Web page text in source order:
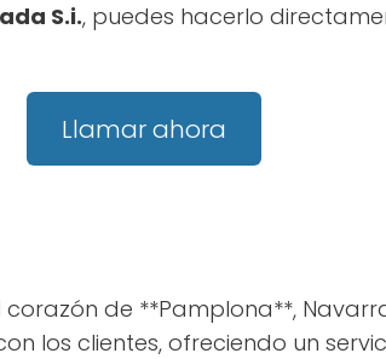
S.i., puedes hacerlo
Llamar ahora
corazón de **Pamplona**,
los clientes, ofreciendo un